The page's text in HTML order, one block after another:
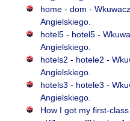
home - dom -
Angielskiego.
hotel5 - hotel5 -
Angielskiego.
hotels2 - hotele2 -
Angielskiego.
hotels3 - hotele3 -
Angielskiego.
How I got my first-